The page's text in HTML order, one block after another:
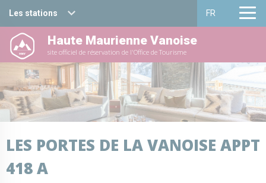
Les stations
Haute Maurienne Vanoise
Valfréjus
La Norma
Aussois
Val Cenis
Bessans
FR
Français
English
Haute Maurienne Vanoise
site officiel de réservation de l'Office de Tourisme
LES PORTES DE LA VANOISE APPT
418 A